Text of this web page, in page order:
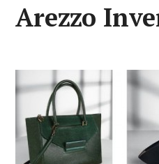
Arezzo